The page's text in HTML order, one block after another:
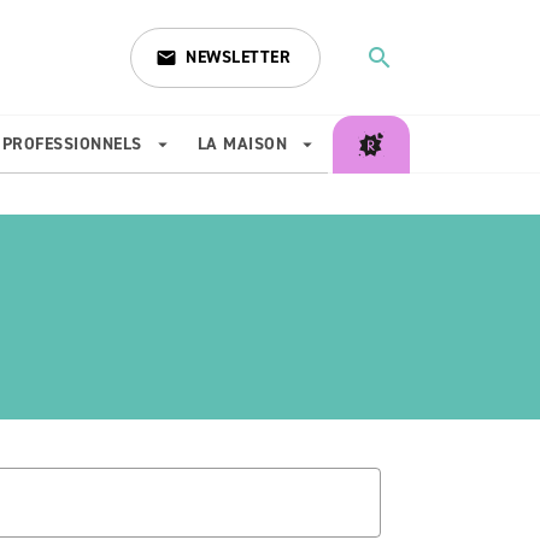
email NEWSLETTER search
PROFESSIONNELS arrow_drop_down LA MAISON arrow_drop_down
search